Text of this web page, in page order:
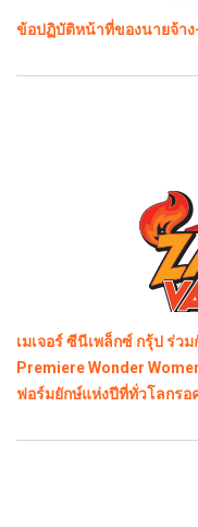
ข้อปฏิบัติหน้าที่ของนายจ้า
เมเจอร์ ซีนีเพล็กซ์ กรุ้ป ร่ว
Premiere Wonder
ฟอร์มยักษ์แห่งปีที่ทั่วโลกรอ